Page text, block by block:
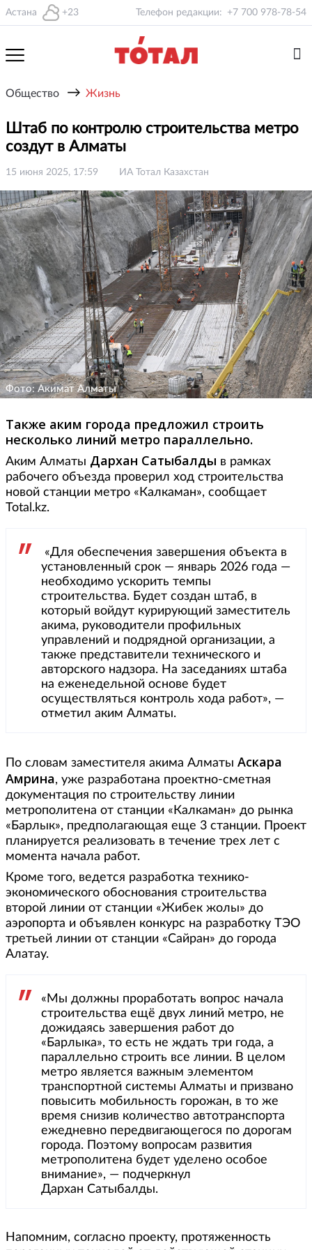
Астана +23 Телефон редакции: +7 700 978-78-54
Общество → Жизнь
Штаб по контролю строительства метро
создут в Алматы
15 июня 2025, 17:59 ИА Тотал Казахстан
Фото: Акимат Алматы
Также аким города предложил строить
несколько линий метро параллельно.
Аким Алматы Дархан Сатыбалды в рамках
рабочего объезда проверил ход строительства
новой станции метро «Калкаман», сообщает
Total.kz.
«Для обеспечения завершения объекта в
установленный срок — январь 2026 года —
необходимо ускорить темпы
строительства. Будет создан штаб, в
который войдут курирующий заместитель
акима, руководители профильных
управлений и подрядной организации, а
также представители технического и
авторского надзора. На заседаниях штаба
на еженедельной основе будет
осуществляться контроль хода работ», —
отметил аким Алматы.
По словам заместителя акима Алматы Аскара
Амрина, уже разработана проектно-сметная
документация по строительству линии
метрополитена от станции «Калкаман» до рынка
«Барлык», предполагающая еще 3 станции. Проект
планируется реализовать в течение трех лет с
момента начала работ.
Кроме того, ведется разработка технико-
экономического обоснования строительства
второй линии от станции «Жибек жолы» до
аэропорта и объявлен конкурс на разработку ТЭО
третьей линии от станции «Сайран» до города
Алатау.
«Мы должны проработать вопрос начала
строительства ещё двух линий метро, не
дожидаясь завершения работ до
«Барлыка», то есть не ждать три года, а
параллельно строить все линии. В целом
метро является важным элементом
транспортной системы Алматы и призвано
повысить мобильность горожан, в то же
время снизив количество автотранспорта
ежедневно передвигающегося по дорогам
города. Поэтому вопросам развития
метрополитена будет уделено особое
внимание», — подчеркнул
Дархан Сатыбалды.
Напомним, согласно проекту, протяженность